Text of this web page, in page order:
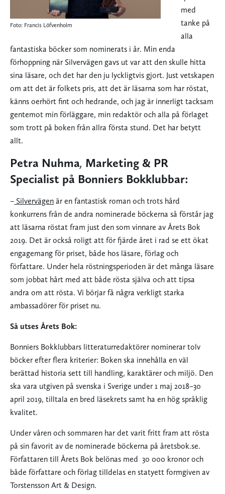
Foto: Francis Löfvenholm
med
tanke på
alla
fantastiska böcker som nominerats i år. Min enda
förhoppning när Silvervägen gavs ut var att den skulle hitta
sina läsare, och det har den ju lyckligtvis gjort. Just vetskapen
om att det är folkets pris, att det är läsarna som har röstat,
känns oerhört fint och hedrande, och jag är innerligt tacksam
gentemot min förläggare, min redaktör och alla på förlaget
som trott på boken från allra första stund. Det har betytt
allt.
Petra Nuhma, Marketing & PR
Specialist på Bonniers Bokklubbar:
– Silvervägen är en fantastisk roman och trots hård
konkurrens från de andra nominerade böckerna så förstår jag
att läsarna röstat fram just den som vinnare av Årets Bok
2019. Det är också roligt att för fjärde året i rad se ett ökat
engagemang för priset, både hos läsare, förlag och
författare. Under hela röstningsperioden är det många läsare
som jobbat hårt med att både rösta själva och att tipsa
andra om att rösta. Vi börjar få några verkligt starka
ambassadörer för priset nu.
Så utses Årets Bok:
Bonniers Bokklubbars litteraturredaktörer nominerar tolv
böcker efter flera kriterier: Boken ska innehålla en väl
berättad historia sett till handling, karaktärer och miljö. Den
ska vara utgiven på svenska i Sverige under 1 maj 2018–30
april 2019, tilltala en bred läsekrets samt ha en hög språklig
kvalitet.
Under våren och sommaren har det varit fritt fram att rösta
på sin favorit av de nominerade böckerna på åretsbok.se.
Författaren till Årets Bok belönas med 30 000 kronor och
både författare och förlag tilldelas en statyett formgiven av
Torstensson Art & Design.